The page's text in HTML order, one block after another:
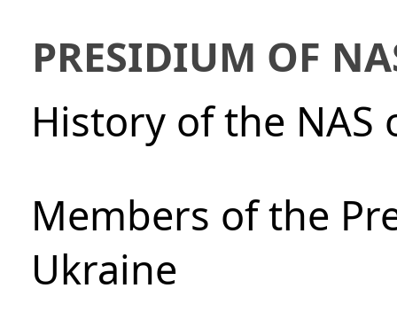
PRESIDIUM OF
History of the NAS
Members of the
Ukraine